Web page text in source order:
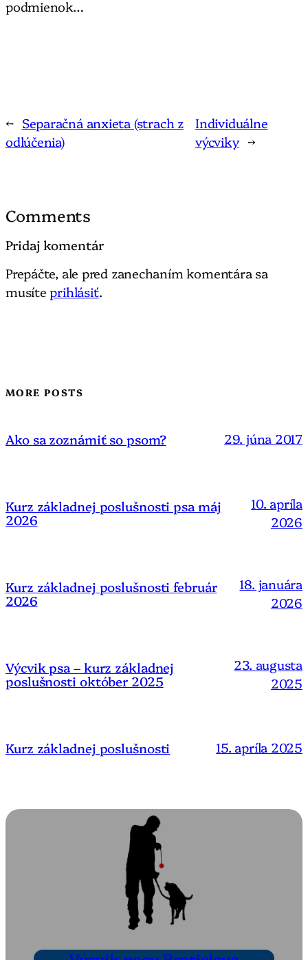
podmienok…
← Separačná anxieta (strach z
odlúčenia)
Individuálne
výcviky →
Comments
Pridaj komentár
Prepáčte, ale pred zanechaním komentára sa
musíteprihlásiť.
MORE POSTS
Ako sa zoznámiť so psom? 29. júna 2017
Kurz základnej poslušnosti psa máj
2026
10. apríla
2026
Kurz základnej poslušnosti február
2026
18. januára
2026
Výcvik psa – kurz základnej
poslušnosti október 2025
23. augusta
2025
Kurz základnej poslušnosti 15. apríla 2025